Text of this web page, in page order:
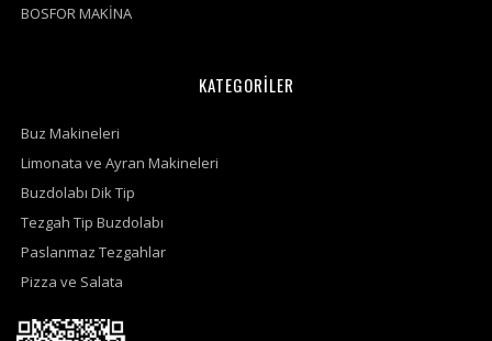
BOSFOR MAKİNA
KATEGORİLER
Buz Makineleri
Limonata ve Ayran Makineleri
Buzdolabı Dik Tip
Tezgah Tip Buzdolabı
Paslanmaz Tezgahlar
Pizza ve Salata